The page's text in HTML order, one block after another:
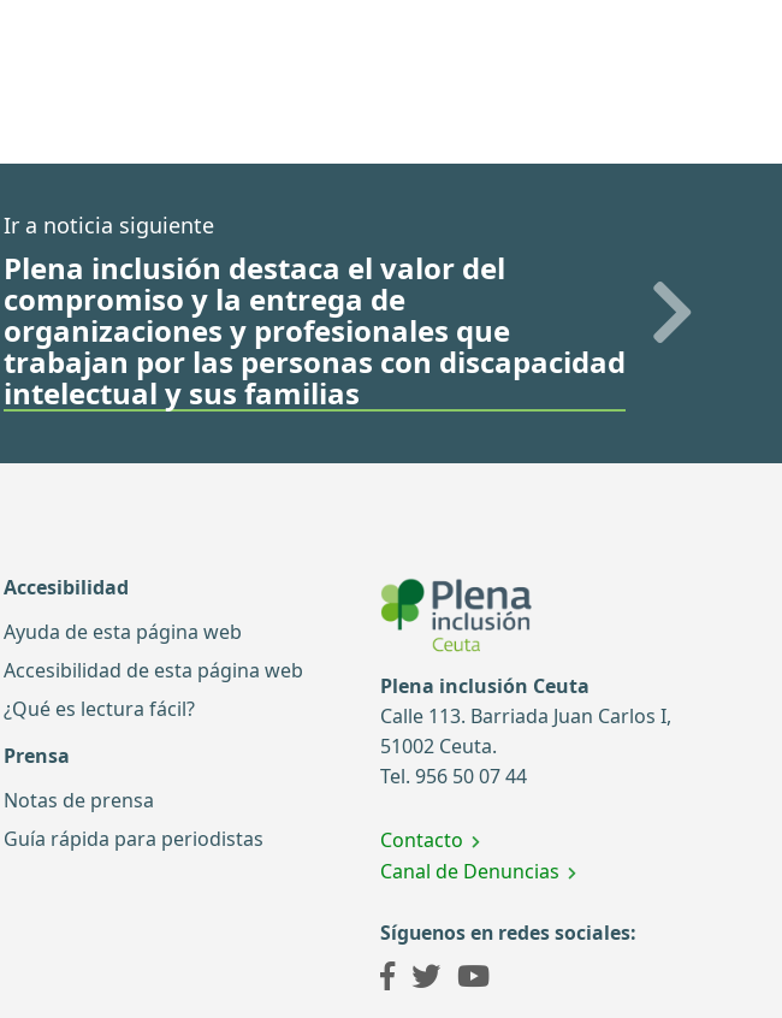
Ir a noticia siguiente
Plena inclusión destaca el valor del
compromiso y la entrega de
organizaciones y profesionales que
trabajan por las personas con discapacidad
intelectual y sus familias
Accesibilidad
Ayuda de esta página web
Accesibilidad de esta página web
¿Qué es lectura fácil?
Prensa
Notas de prensa
Guía rápida para periodistas
Plena inclusión Ceuta
Calle 113. Barriada Juan Carlos I,
51002 Ceuta.
Tel. 956 50 07 44
Contacto
Canal de Denuncias
Síguenos en redes sociales: